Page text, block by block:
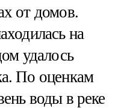
от домов.
на
удалось
По оценкам
воды в реке